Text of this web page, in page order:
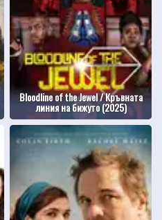
Bloodline of the Jewel / Кръвната
линия на бижуто (2025)